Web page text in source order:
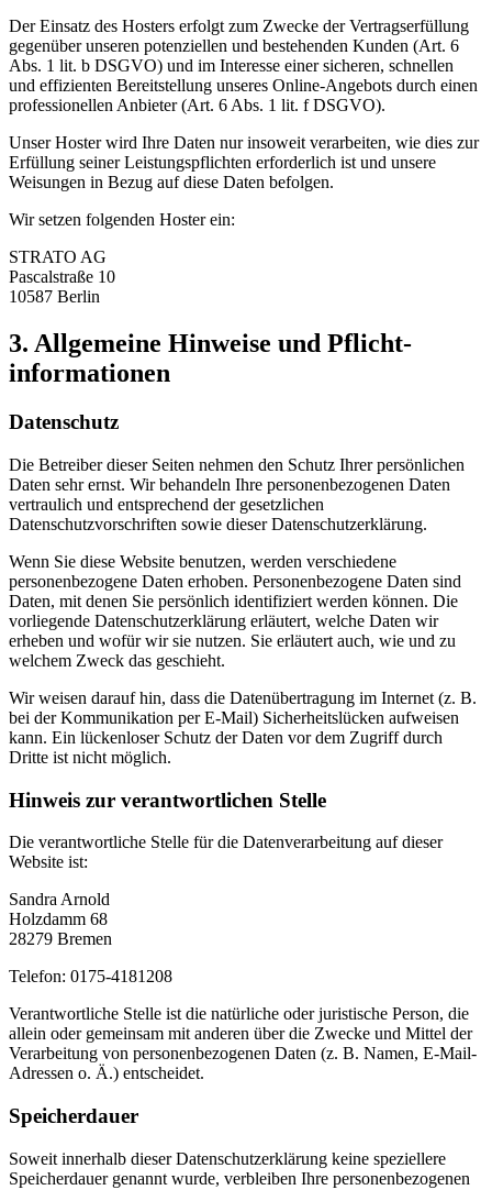
Der Einsatz des Hosters erfolgt zum Zwecke der Vertragserfüllung
gegenüber unseren potenziellen und bestehenden Kunden (Art. 6
Abs. 1 lit. b DSGVO) und im Interesse einer sicheren, schnellen
und effizienten Bereitstellung unseres Online-Angebots durch einen
professionellen Anbieter (Art. 6 Abs. 1 lit. f DSGVO).
Unser Hoster wird Ihre Daten nur insoweit verarbeiten, wie dies zur
Erfüllung seiner Leistungspflichten erforderlich ist und unsere
Weisungen in Bezug auf diese Daten befolgen.
Wir setzen folgenden Hoster ein:
STRATO AG
Pascalstraße 10
10587 Berlin
3. Allgemeine Hinweise und Pflicht­
informationen
Datenschutz
Die Betreiber dieser Seiten nehmen den Schutz Ihrer persönlichen
Daten sehr ernst. Wir behandeln Ihre personenbezogenen Daten
vertraulich und entsprechend der gesetzlichen
Datenschutzvorschriften sowie dieser Datenschutzerklärung.
Wenn Sie diese Website benutzen, werden verschiedene
personenbezogene Daten erhoben. Personenbezogene Daten sind
Daten, mit denen Sie persönlich identifiziert werden können. Die
vorliegende Datenschutzerklärung erläutert, welche Daten wir
erheben und wofür wir sie nutzen. Sie erläutert auch, wie und zu
welchem Zweck das geschieht.
Wir weisen darauf hin, dass die Datenübertragung im Internet (z. B.
bei der Kommunikation per E-Mail) Sicherheitslücken aufweisen
kann. Ein lückenloser Schutz der Daten vor dem Zugriff durch
Dritte ist nicht möglich.
Hinweis zur verantwortlichen Stelle
Die verantwortliche Stelle für die Datenverarbeitung auf dieser
Website ist:
Sandra Arnold
Holzdamm 68
28279 Bremen
Telefon: 0175-4181208
Verantwortliche Stelle ist die natürliche oder juristische Person, die
allein oder gemeinsam mit anderen über die Zwecke und Mittel der
Verarbeitung von personenbezogenen Daten (z. B. Namen, E-Mail-
Adressen o. Ä.) entscheidet.
Speicherdauer
Soweit innerhalb dieser Datenschutzerklärung keine speziellere
Speicherdauer genannt wurde, verbleiben Ihre personenbezogenen